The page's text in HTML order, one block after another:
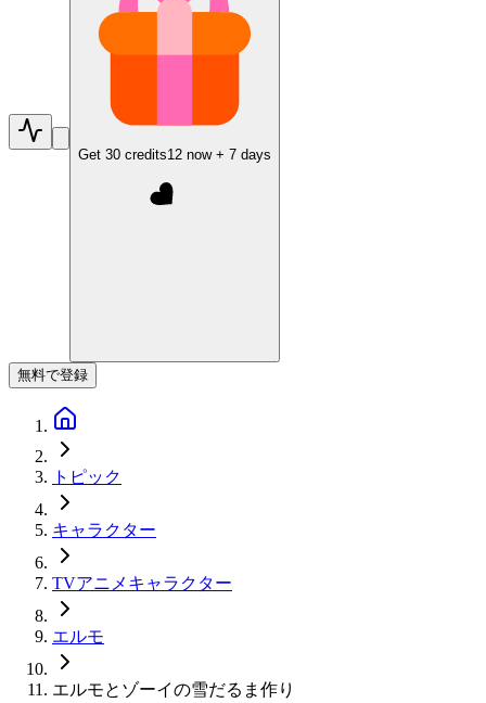
Get 30 credits12 now + 7 days
無料で登録
トピック
キャラクター
TVアニメキャラクター
エルモ
エルモとゾーイの雪だるま作り